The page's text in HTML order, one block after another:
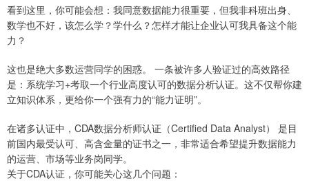
看到这里，你可能会想：我同意数据能力很重要，但我非科班出身、
数学也不好，该怎么学？学什么？怎样才能让企业认可我具备这个能
力？
这也是绝大多数运营同学的困惑。 一条被许多人验证过的高效路径
是：系统学习+考取一个行业高度认可的数据分析认证。这不仅帮你建
立知识体系，更给你一个强有力的“能力证明”。
在诸多认证中，CDA数据分析师认证（Certified Data Analyst） 是目
前国内最受认可、高含金量的证书之一，非常适合希望提升数据能力
的运营、市场等业务岗同学。
关于CDA认证，你可能关心这几个问题：